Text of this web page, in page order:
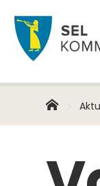
Sel
Du
er
Hjem